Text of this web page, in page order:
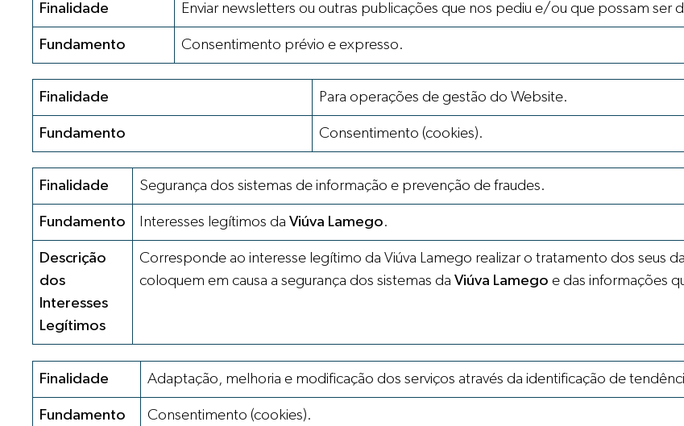
Finalidade Enviar newsletters ou outras publicações que nos pediu e/ou que possam ser
Fundamento Consentimento prévio e expresso.
Finalidade Para operações de gestão do Website.
Fundamento Consentimento (cookies).
Finalidade Segurança dos sistemas de informação e prevenção de fraudes.
Fundamento Interesses legítimos daViúva Lamego.
Descrição
dos
Interesses
Legítimos
Corresponde ao interesse legítimo da Viúva Lamego realizar o tratamento dos seus
coloquem em causa a segurança dos sistemas daViúva Lamegoe das informações
Finalidade Adaptação, melhoria e modificação dos serviços através da identificação de
Fundamento Consentimento (cookies).